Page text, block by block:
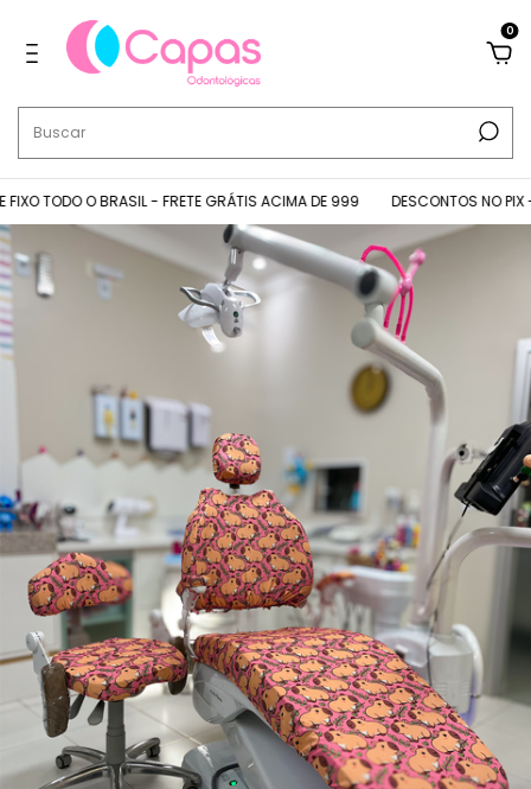
0
TODO O BRASIL - FRETE GRÁTIS ACIMA DE 999 DESCONTOS NO PIX -